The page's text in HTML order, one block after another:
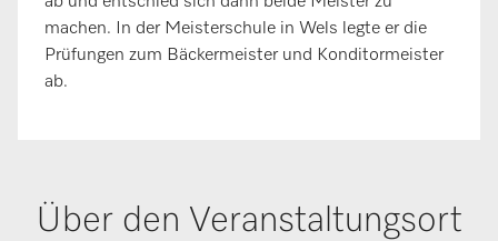
machen. In der Meisterschule in Wels legte er die
Prüfungen zum Bäckermeister und Konditormeister
ab.
Über den Veranstaltungsort